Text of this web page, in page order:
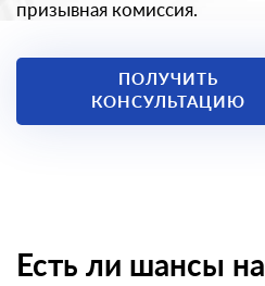
призывная комиссия.
ПОЛУЧИТЬ
КОНСУЛЬТАЦИЮ
Есть ли шансы на